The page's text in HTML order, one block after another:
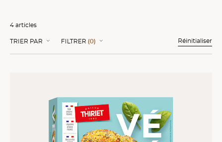
4 articles
TRIER PAR FILTRER (0) Réinitialiser